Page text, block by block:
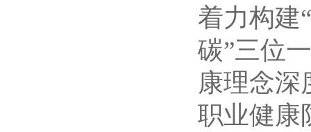
着力构建
碳”三位
康理念深
职业健康